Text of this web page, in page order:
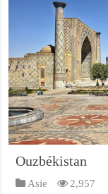
Ouzbékistan
Asie 2,957